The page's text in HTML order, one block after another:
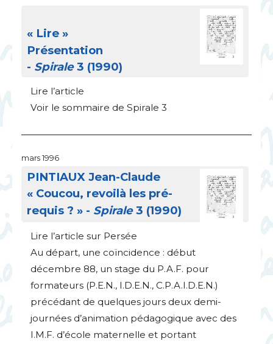
« Lire »
Présentation
- Spirale3 (1990)
Lire l’article
Voir le sommaire de Spirale 3
mars 1996
PINTIAUX Jean-Claude
« Coucou, revoilà les pré-
requis ? » - Spirale3 (1990)
Lire l’article sur Persée
Au départ, une coïncidence : début
décembre 88, un stage du P.A.F. pour
formateurs (P.E.N., I.D.E.N., C.P.A.I.D.E.N.)
précédant de quelques jours deux demi-
journées d’animation pédagogique avec des
I.M.F. d’école maternelle et portant